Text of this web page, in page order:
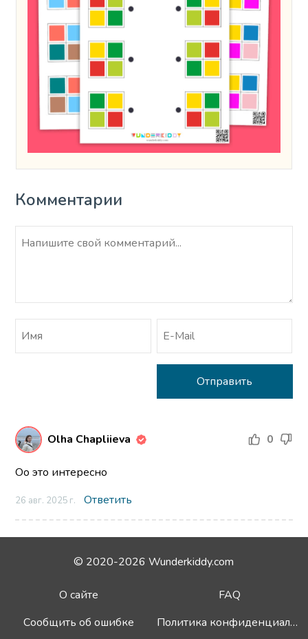
Комментарии
Olha Chapliieva 0
Оо это интересно
26 авг. 2025 г. Ответить
© 2020-2026 Wunderkiddy.com
О сайте
FAQ
Сообщить об ошибке
Политика конфиденциальности